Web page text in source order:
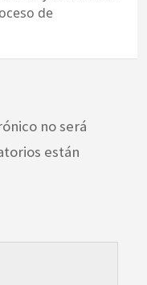
de
no será
están